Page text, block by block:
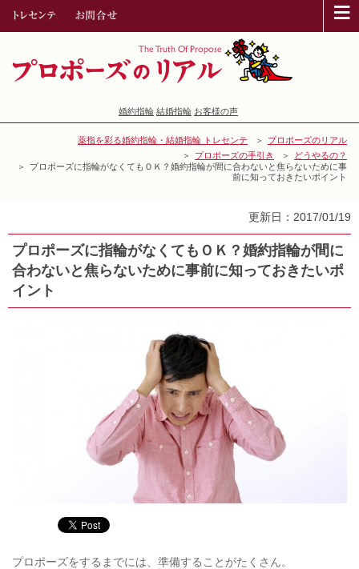
婚約指輪 結婚指輪 お客様の声
≡
薬指を彩る婚約指輪・結婚指輪 トレセンテ
プロポーズのリアル
プロポーズの手引き
どうやるの？
プロポーズに指輪がなくてもＯＫ？婚約指輪が間に合わないと焦らないために事
前に知っておきたいポイント
更新日：2017/01/19
プロポーズに指輪がなくてもＯＫ？婚約指輪が間に
合わないと焦らないために事前に知っておきたいポ
イント
プロポーズをするまでには、準備することがたくさん。